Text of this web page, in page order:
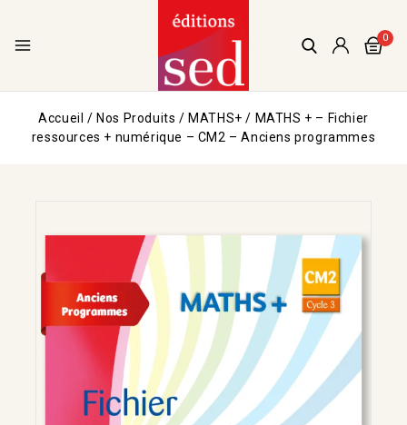
0
Accueil / Nos Produits / MATHS+ / MATHS + – Fichier
ressources + numérique – CM2 – Anciens programmes